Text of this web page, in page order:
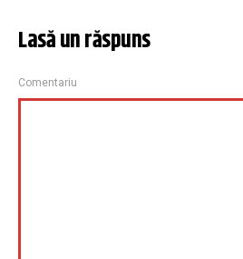
Lasă un răspuns
Comentariu